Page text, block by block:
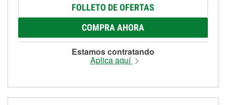
FOLLETO DE OFERTAS
COMPRA AHORA
Estamos contratando
Aplica aquí